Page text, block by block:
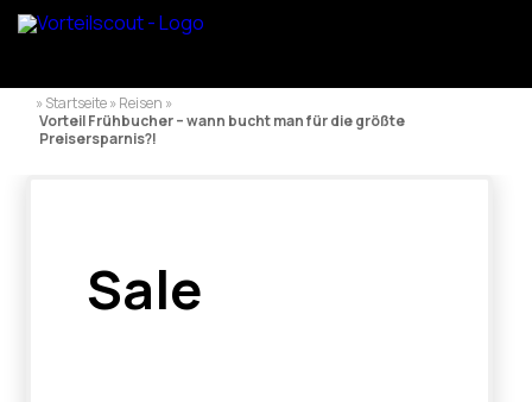
» Startseite » Reisen »
Vorteil Frühbucher – wann bucht man für die größte
Preisersparnis?!
Sale